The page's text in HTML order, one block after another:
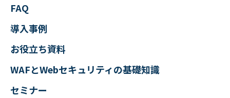
FAQ
導入事例
お役立ち資料
WAFとWebセキュリティの基礎知識
セミナー